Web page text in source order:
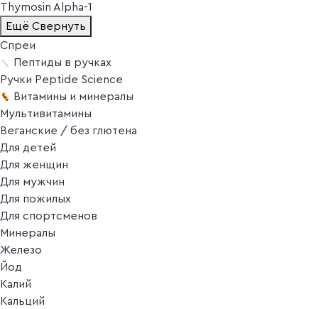
Thymosin Alpha-1
Ещё Свернуть
Спреи
Пептиды в ручках
Ручки Peptide Science
Витамины и минералы
Мультивитамины
Веганские / без глютена
Для детей
Для женщин
Для мужчин
Для пожилых
Для спортсменов
Минералы
Железо
Йод
Калий
Кальций